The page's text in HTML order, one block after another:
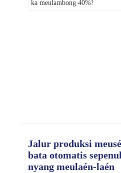
Jalur produksi
bata otomatis
nyang meulaén-laén